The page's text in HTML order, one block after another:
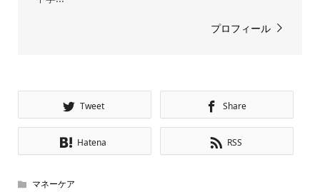
プロフィール
Tweet Share
Hatena RSS
マネーケア